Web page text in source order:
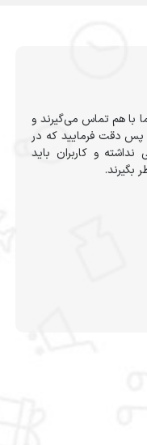
با هم تماس می‌گیرند و
پس دقت فرمایید که در
و کاربران باید
بگیرند.